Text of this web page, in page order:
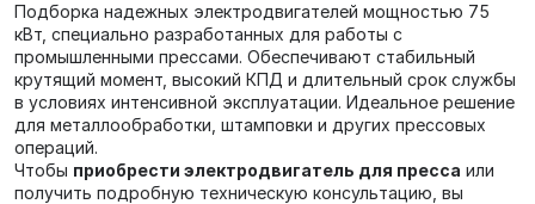
Подборка надежных электродвигателей мощностью 75
кВт, специально разработанных для работы с
промышленными прессами. Обеспечивают стабильный
крутящий момент, высокий КПД и длительный срок службы
в условиях интенсивной эксплуатации. Идеальное решение
для металлообработки, штамповки и других прессовых
операций.
Чтобы приобрести электродвигатель для пресса или
получить подробную техническую консультацию, вы